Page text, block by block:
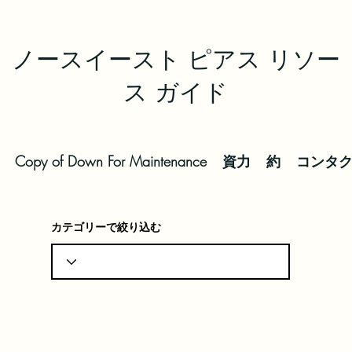
ノースイースト ピアス リソー
ス ガイド
Copy of Down For Maintenance 資力 約 コンタ
カテゴリーで絞り込む